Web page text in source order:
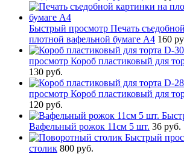
Быстрый просмотр Печать
плотной вафельной бумаге А4 160
просмотр Короб пластиковый для
130 руб.
просмотр Короб пластиковый для
120 руб.
Вафельный рожок 11см 5 шт. 36 руб.
Быстрый
столик 800 руб.